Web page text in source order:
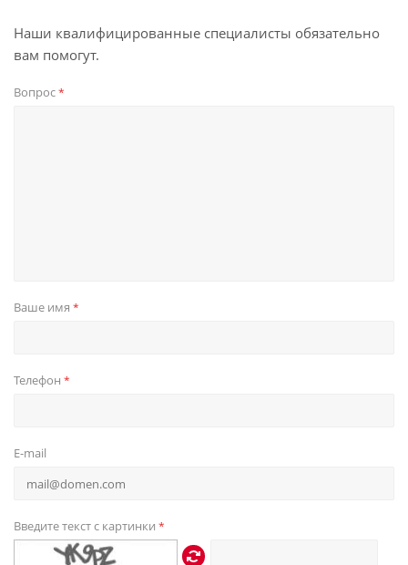
Наши квалифицированные специалисты обязательно
вам помогут.
Вопрос*
Ваше имя *
Телефон *
E-mail
Введите текст с картинки *